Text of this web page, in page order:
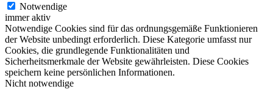
Notwendige
immer aktiv
Notwendige Cookies sind für das ordnungsgemäße Funktionieren
der Website unbedingt erforderlich. Diese Kategorie umfasst nur
Cookies, die grundlegende Funktionalitäten und
Sicherheitsmerkmale der Website gewährleisten. Diese Cookies
speichern keine persönlichen Informationen.
Nicht notwendige